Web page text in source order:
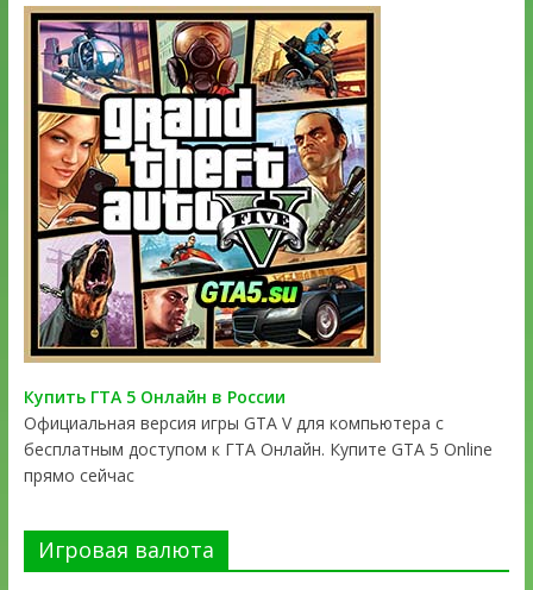
Купить ГТА 5 Онлайн в России
Официальная версия игры GTA V для компьютера с
бесплатным доступом к ГТА Онлайн. Купите GTA 5 Online
прямо сейчас
Игровая валюта